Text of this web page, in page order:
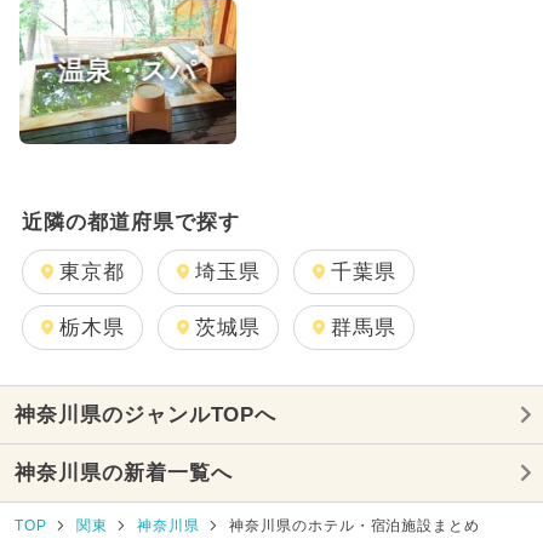
アート レゴ
きかんしゃトーマス
ディズニー ハロウィン
箱根旅行・観光
シルバーウィーク・秋の連休
観光 夏休み（観光）
GW(ゴールデンウィーク)
厳選お出かけまとめ
2023年のイベント
温泉・スパ
近隣の都道府県で探す
東京都 埼玉県 千葉県
栃木県 茨城県 群馬県
神奈川県のジャンルTOPへ
神奈川県の新着一覧へ
TOP 関東 神奈川県 神奈川県のホテル・宿泊施設まとめ